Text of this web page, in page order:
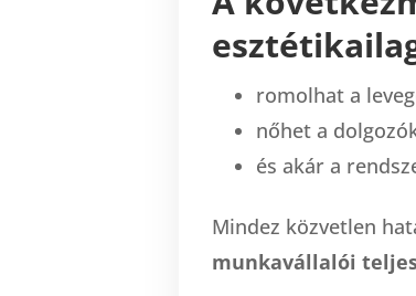
romolhat a
nőhet a
és akár a
Mindez közvetlen
munkavállalói